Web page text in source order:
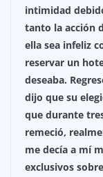
intimidad
tanto la acción
ella sea infeliz
reservar un
deseaba.
dijo que su
que durante
remeció,
me decía a mí
exclusivos